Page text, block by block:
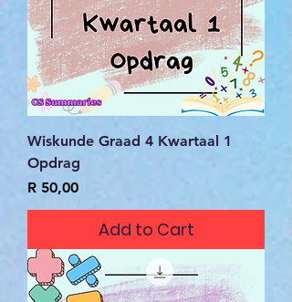
Wiskunde Graad 4 Kwartaal 1
Opdrag
Price
R 50,00
Add to Cart